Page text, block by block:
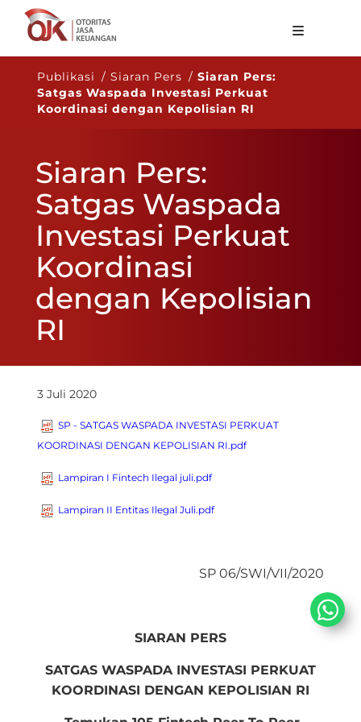
Tentang OJK
Fungsi Utama
Regulasi
Statistik
Layanan
Karir
ID
Publikasi / Siaran Pers /Siaran Pers:
Satgas Waspada Investasi Perkuat
Koordinasi dengan Kepolisian RI
Siaran Pers:
Satgas Waspada
Investasi Perkuat
Koordinasi
dengan Kepolisian
RI
3 Juli 2020
SP - SATGAS WASPADA INVESTASI PERKUAT
KOORDINASI DENGAN KEPOLISIAN RI.pdf
Lampiran I Fintech Ilegal juli.pdf
Lampiran II Entitas Ilegal Juli.pdf
​SP 06/SWI/VII/2020
SIARAN PERS
SATGAS WASPADA INVESTASI PERKUAT
KOORDINASI DENGAN KEPOLISIAN RI